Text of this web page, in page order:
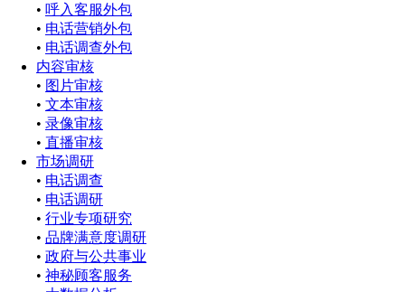
• 呼入客服外包
• 电话营销外包
• 电话调查外包
内容审核
• 图片审核
• 文本审核
• 录像审核
• 直播审核
市场调研
• 电话调查
• 电话调研
• 行业专项研究
• 品牌满意度调研
• 政府与公共事业
• 神秘顾客服务